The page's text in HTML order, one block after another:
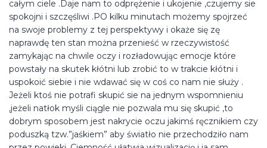
całym ciele .Daje nam to odprężenie i ukojenie ,czujemy sie
spokojni i szczęśliwi .PO kilku minutach możemy spojrzeć
na swoje problemy z tej perspektywy i okaże się zę
naprawdę ten stan można przenieść w rzeczywistość
zamykając na chwile oczy i rozładowując emocje które
powstały na skutek kłótni lub zrobić to w trakcie kłótni i
uspokoić siebie i nie wdawać się w coś co nam nie służy .
Jeżeli ktoś nie potrafi skupić sie na jednym wspomnieniu
,jeżeli natłok myśli ciągle nie pozwala mu się skupić ,to
dobrym sposobem jest nakrycie oczu jakimś ręcznikiem czy
poduszką tzw.”jaśkiem” aby światło nie przechodziło nam